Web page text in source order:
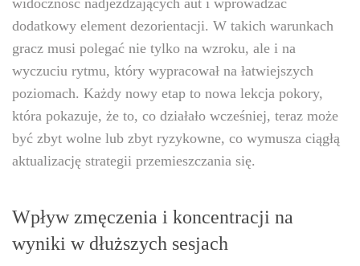
widoczność nadjeżdżających aut i wprowadzać
dodatkowy element dezorientacji. W takich warunkach
gracz musi polegać nie tylko na wzroku, ale i na
wyczuciu rytmu, który wypracował na łatwiejszych
poziomach. Każdy nowy etap to nowa lekcja pokory,
która pokazuje, że to, co działało wcześniej, teraz może
być zbyt wolne lub zbyt ryzykowne, co wymusza ciągłą
aktualizację strategii przemieszczania się.
Wpływ zmęczenia i koncentracji na
wyniki w dłuższych sesjach